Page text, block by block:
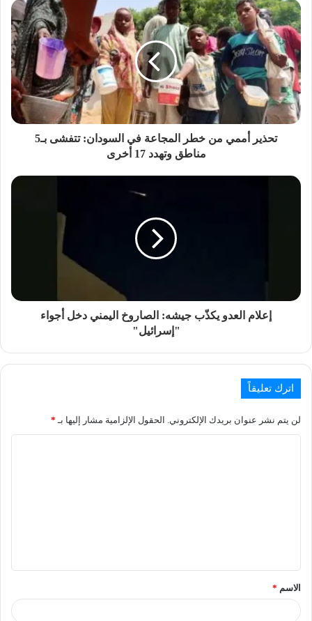
تحذير أممي من خطر المجاعة في السودان: تتفشى بـ5
مناطق وتهدد 17 أخرى
إعلام العدو يكذّب جيشه: الصاروخ اليمني دخل أجواء
"إسرائيل"
اترك تعليقاً
لن يتم نشر عنوان بريدك الإلكتروني. الحقول الإلزامية مشار إليها بـ *
الاسم *